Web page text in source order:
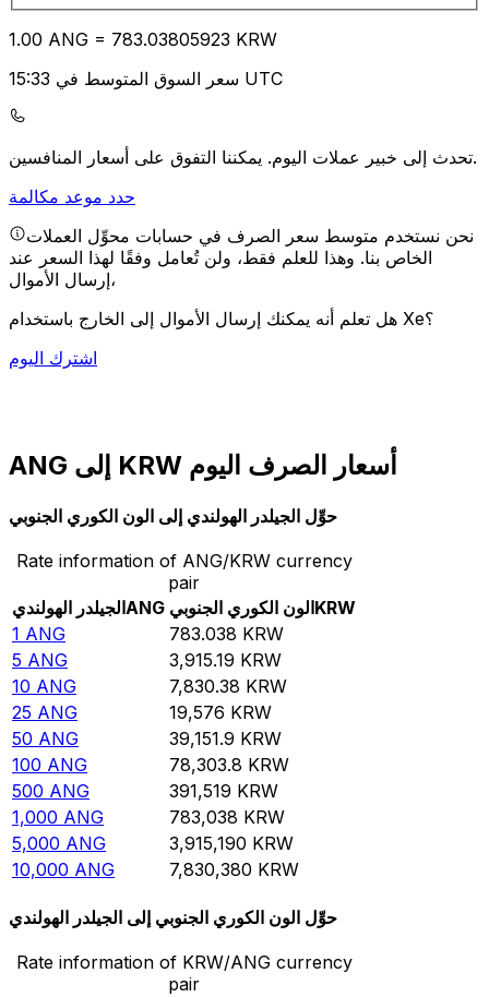
1.00 ANG = 783.03805923 KRW
سعر السوق المتوسط في 15:33 UTC
تحدث إلى خبير عملات اليوم.يمكننا التفوق على أسعار المنافسين.
حدد موعد مكالمة
نحن نستخدم متوسط سعر الصرف في حسابات محوِّل العملات
الخاص بنا. وهذا للعلم فقط، ولن تُعامل وفقًا لهذا السعر عند
إرسال الأموال،
هل تعلم أنه يمكنك إرسال الأموال إلى الخارج باستخدام Xe؟
اشترك اليوم
ANG إلى KRW أسعار الصرف اليوم
حوِّل الجيلدر الهولندي إلى الون الكوري الجنوبي
Rate information of ANG/KRW currency
pair
الجيلدر الهولنديANG الون الكوري الجنوبيKRW
1 ANG 783.038 KRW
5 ANG 3,915.19 KRW
10 ANG 7,830.38 KRW
25 ANG 19,576 KRW
50 ANG 39,151.9 KRW
100 ANG 78,303.8 KRW
500 ANG 391,519 KRW
1,000 ANG 783,038 KRW
5,000 ANG 3,915,190 KRW
10,000 ANG 7,830,380 KRW
حوِّل الون الكوري الجنوبي إلى الجيلدر الهولندي
Rate information of KRW/ANG currency
pair